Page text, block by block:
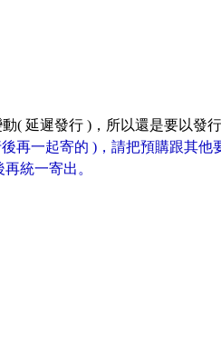
( 延遲發行 )，所以還是要以發行
再一起寄的 )，請把預購跟其他
統一寄出。